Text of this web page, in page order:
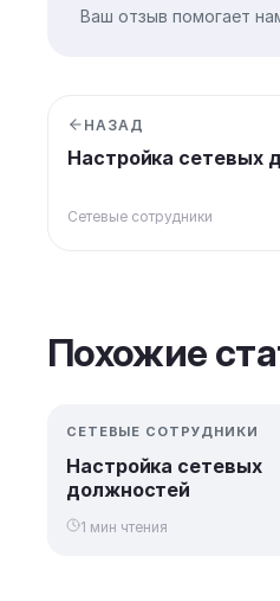
Ваш отзыв помогает
НАЗАД
Настройка сетевых
Сетевые сотрудники
Похожие
СЕТЕВЫЕ СОТРУДНИКИ
Настройка сетевых
должностей
1 мин чтения